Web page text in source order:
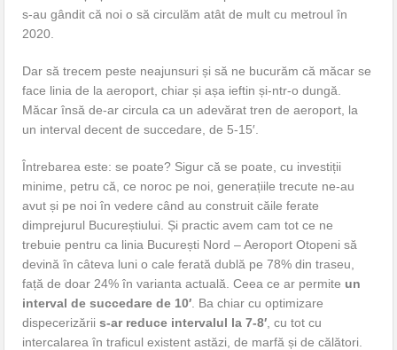
s-au gândit că noi o să circulăm atât de mult cu metroul în
2020.
Dar să trecem peste neajunsuri și să ne bucurăm că măcar se
face linia de la aeroport, chiar și așa ieftin și-ntr-o dungă.
Măcar însă de-ar circula ca un adevărat tren de aeroport, la
un interval decent de succedare, de 5-15′.
Întrebarea este: se poate? Sigur că se poate, cu investiții
minime, petru că, ce noroc pe noi, generațiile trecute ne-au
avut și pe noi în vedere când au construit căile ferate
dimprejurul Bucureștiului. Și practic avem cam tot ce ne
trebuie pentru ca linia București Nord – Aeroport Otopeni să
devină în câteva luni o cale ferată dublă pe 78% din traseu,
față de doar 24% în varianta actuală. Ceea ce ar permite un
interval de succedare de 10′ . Ba chiar cu optimizare
dispecerizăriis-ar reduce intervalul la 7-8′ , cu tot cu
intercalarea în traficul existent astăzi, de marfă și de călători.